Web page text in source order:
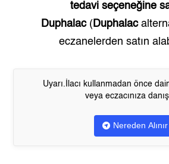
tedavi seçeneğine
Duphalac( Duphalac
eczanelerden satın
Uyarı.İlacı kullanmadan önce
veya eczacınıza
Nereden Alınır